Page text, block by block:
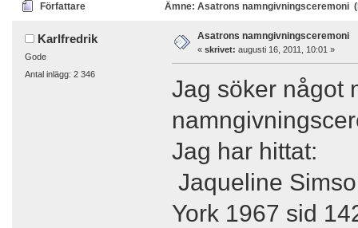
Författare Ämne: Asatrons namngivningsceremoni
Karlfredrik
Gode
Antal inlägg: 2 346
Asatrons namngivningsceremoni
« skrivet: augusti 16, 2011, 10:01 »
Jag söker något
Jag har hittat:
Jaqueline
York 1967 sid